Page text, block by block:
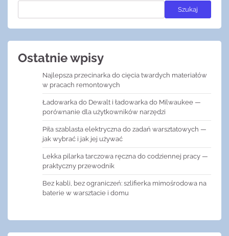
Szukaj
Ostatnie wpisy
Najlepsza przecinarka do cięcia twardych materiałów
w pracach remontowych
Ładowarka do Dewalt i ładowarka do Milwaukee —
porównanie dla użytkowników narzędzi
Piła szablasta elektryczna do zadań warsztatowych —
jak wybrać i jak jej używać
Lekka pilarka tarczowa ręczna do codziennej pracy —
praktyczny przewodnik
Bez kabli, bez ograniczeń: szlifierka mimośrodowa na
baterie w warsztacie i domu